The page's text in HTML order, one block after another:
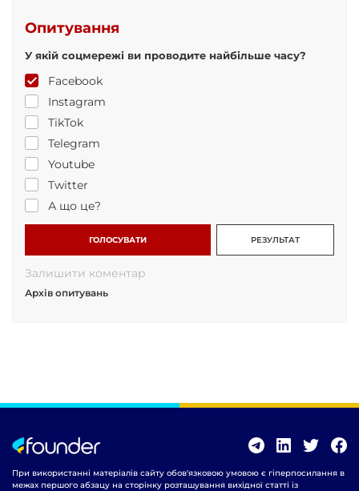
Опитування
У якій соцмережі ви проводите найбільше часу?
Facebook
Instagram
TikTok
Telegram
Youtube
Twitter
А що це?
ГОЛОСУВАТИ РЕЗУЛЬТАТ
Залишити коментар
Архів опитувань
При використанні матеріалів сайту обов'язковою умовою є гіперпосилання в
межах першого абзацу на сторінку розташування вихідної статті із